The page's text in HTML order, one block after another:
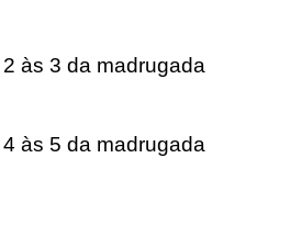
às 3 da madrugada
às 5 da madrugada